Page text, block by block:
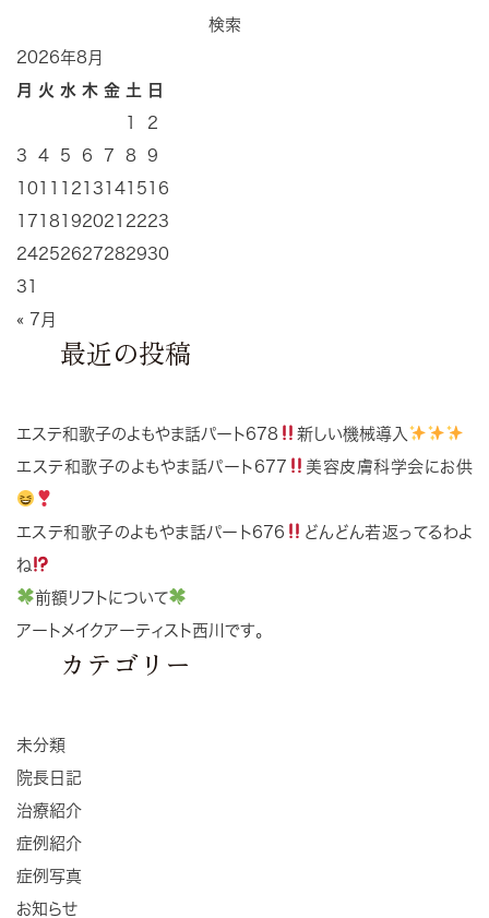
検索
2026年8月
月
火 水 木 金 土
日
2
3
4 5 6 7 8
9
10
12 13 14 15 16
17 18 192021 2223
24252627282930
31
« 7月
最近の投稿
エステ和歌子のよもやま話パート678
新しい機械導入
エステ和歌子のよもやま話パート677
美容皮膚科学会にお供
エステ和歌子のよもやま話パート676
どんどん若返ってるわよ
ね
前額リフトについて
アートメイクアーティスト西川です。
カテゴリー
未分類
院長日記
治療紹介
症例紹介
症例写真
お知らせ